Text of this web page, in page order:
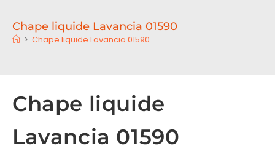
Chape liquide Lavancia 01590
> Chape liquide Lavancia 01590
Chape liquide
Lavancia 01590